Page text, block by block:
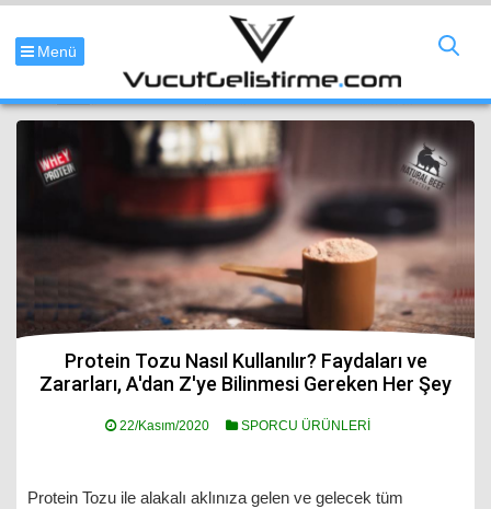
Menü
Protein Tozu Nasıl Kullanılır? Faydaları ve
Zararları, A'dan Z'ye Bilinmesi Gereken Her Şey
22/Kasım/2020 SPORCU ÜRÜNLERİ
Protein Tozu ile alakalı aklınıza gelen ve gelecek tüm